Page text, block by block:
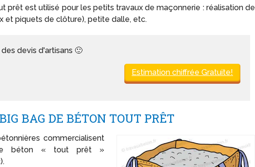
prêt est utilisé pour les petits travaux de maçonnerie : réalisation de
et piquets de clôture), petite dalle, etc.
devis d'artisans 🙂
Estimation chiffrée Gratuite!
BAG DE BÉTON TOUT PRÊT
commercialisent
béton « tout prêt »